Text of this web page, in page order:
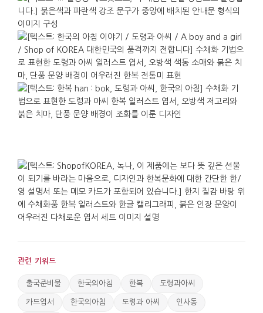
관련 키워드
출국준비물 한국의아침 한복 도령과아씨
카드엽서 한국의아침 도령과 아씨 인사동